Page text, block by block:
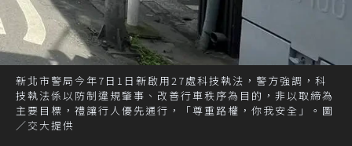
新北市警局今年7日1日新啟用27處科技執法，警方強調，科
技執法係以防制違規肇事、改善行車秩序為目的，非以取締為
主要目標，禮讓行人優先通行，「尊重路權，你我安全」。圖
／交大提供